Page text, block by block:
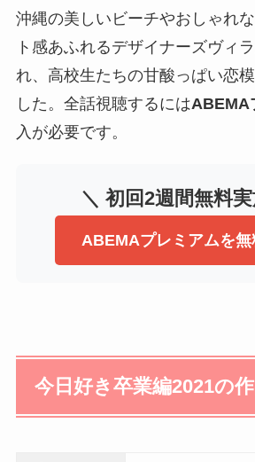
沖縄の美しいビーチやおしゃれ
ト感あふれるデザイナーズヴィ
れ、高校生たちの甘酸っぱい恋
した。全話視聴するにはABEMA
入が必要です。
＼ 初回2週間無料
ABEMAプレミアムを
今日好き卒業編2021の